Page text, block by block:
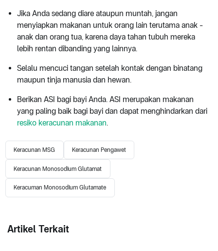
Jika Anda sedang diare ataupun muntah, jangan
menyiapkan makanan untuk orang lain terutama anak -
anak dan orang tua, karena daya tahan tubuh mereka
lebih rentan dibanding yang lainnya.
Selalu mencuci tangan setelah kontak dengan binatang
maupun tinja manusia dan hewan.
Berikan ASI bagi bayi Anda. ASI merupakan makanan
yang paling baik bagi bayi dan dapat menghindarkan dari
resiko keracunan makanan.
Keracunan MSG Keracunan Pengawet
Keracunan Monosodium Glutamat
Keracuman Monosodium Glutamate
Artikel Terkait